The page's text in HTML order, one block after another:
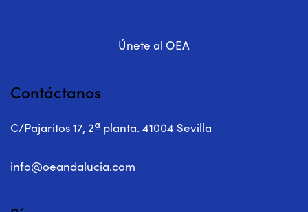
Únete al OEA
Contáctanos
C/Pajaritos 17, 2ª planta. 41004 Sevilla
info@oeandalucia.com